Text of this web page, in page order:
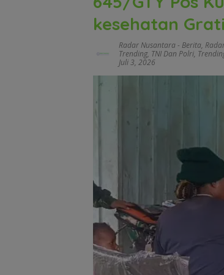
kesehatan
Radar Nusantara- Berita,
Trending, TNI Dan Polri,
Juli 3, 2026